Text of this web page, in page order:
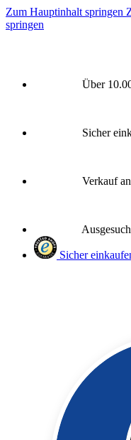
Zum Hauptinhalt springen
springen
Über
Sicher
Verkauf
Sicher